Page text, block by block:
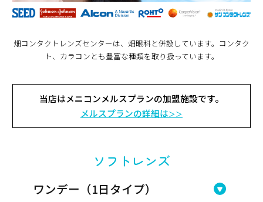
畑コンタクトレンズセンターは、畑眼科と併設しています。コンタク
ト、カラコンとも豊富な種類を取り扱っています。
当店はメニコンメルスプランの加盟施設です。
メルスプランの詳細は＞＞
ソフトレンズ
ワンデー（1日タイプ）